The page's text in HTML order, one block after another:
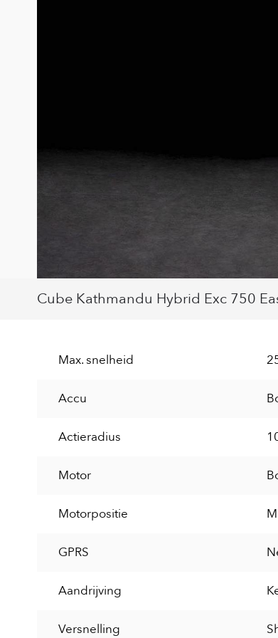
Cube Kathmandu Hybrid Exc 750
Max. snelheid
Accu
Actieradius
Motor
Motorpositie
GPRS
Aandrijving
Versnelling